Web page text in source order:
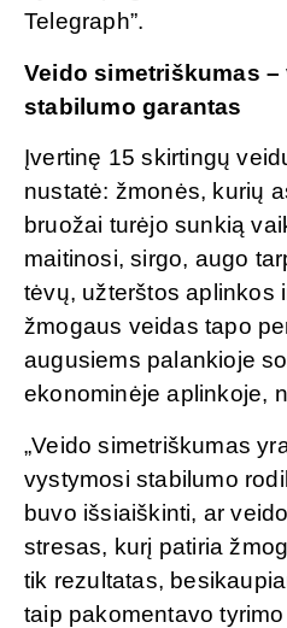
Telegraph”.
Veido simetriškumas
stabilumo garantas
Įvertinę 15 skirtingų
nustatė: žmonės, kurių
bruožai turėjo sunkią
maitinosi, sirgo, augo
tėvų, užterštos aplinkos
žmogaus veidas tapo
augusiems palankioje
ekonominėje aplinkoje,
„Veido simetriškumas
vystymosi stabilumo
buvo išsiaiškinti, ar
stresas, kurį patiria
tik rezultatas,
taip pakomentavo